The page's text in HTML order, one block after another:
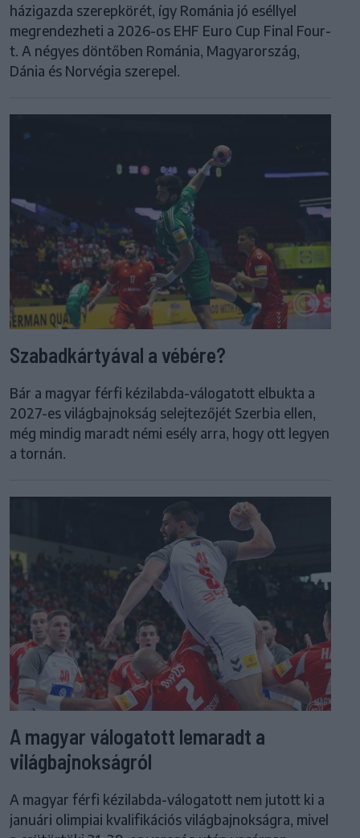
házigazda szerepkörét, így Románia jó eséllyel
megrendezheti a 2026-os EHF Euro Cup Final Four-
t. A négyes döntőben Románia, Magyarország,
Dánia és Norvégia szerepel.
Szabadkártyával a vébére?
Bár a magyar férfi kézilabda-válogatott elbukta a
2027-es világbajnokság selejtezőjét Szerbia ellen,
még mindig maradt némi esély arra, hogy ott legyen
a tornán.
A magyar válogatott lemaradt a
világbajnokságról
A magyar férfi kézilabda-válogatott nem jutott ki a
januári olimpiai kvalifikációs világbajnokságra, mivel